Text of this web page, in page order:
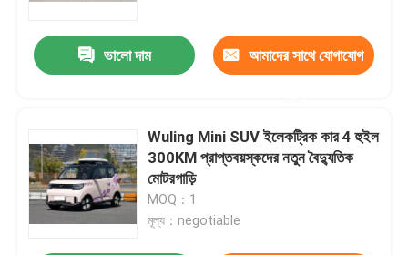
ভালো দাম আমাদের সাথে যোগাযোগ
Wuling Mini SUV ইলেকট্রিক কার 4 হুইল
300KM প্রাপ্তবয়স্কদের নতুন বৈদ্যুতিক
মোটরগাড়ি
MOQ：1
মূল্য：negotiable